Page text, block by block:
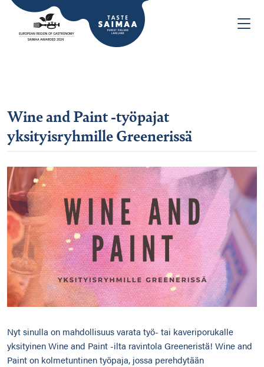
Wine and Paint -työpajat
yksityisryhmille Greenerissä
Nyt sinulla on mahdollisuus varata työ- tai kaveriporukalle
yksityinen Wine and Paint -ilta ravintola Greeneristä! Wine and
Paint on kolmetuntinen työpaja, jossa perehdytään